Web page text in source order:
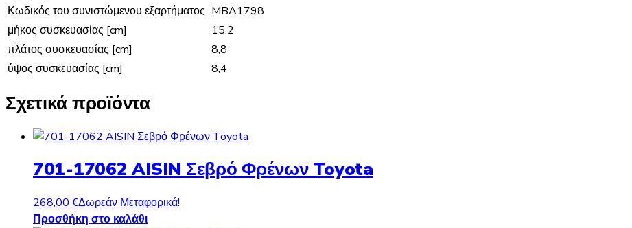
Κωδικός του συνιστώμενου εξαρτήματος MBA1798
μήκος συσκευασίας [cm]
15,2
πλάτος συσκευασίας [cm]
8,8
ύψος συσκευασίας [cm]
8,4
Σχετικά προϊόντα
701-17062 AISIN Σεβρό Φρένων Toyota
268,00 €Δωρεάν Μεταφορικά!
Προσθήκη στο καλάθι